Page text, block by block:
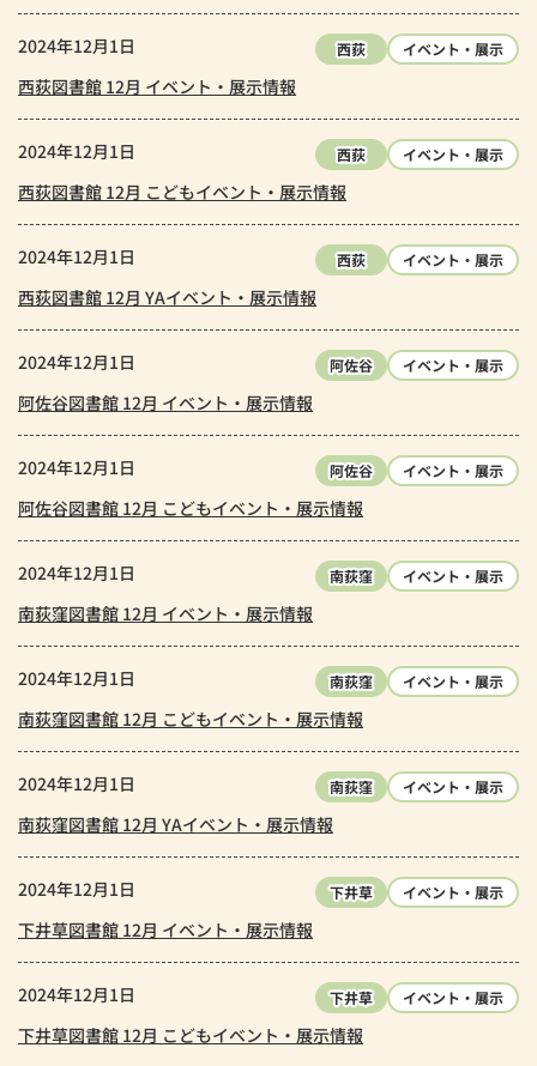
2024年12月1日 西荻 イベント・展示
西荻図書館 12月 イベント・展示情報
2024年12月1日 西荻 イベント・展示
西荻図書館 12月 こどもイベント・展示情報
2024年12月1日 西荻 イベント・展示
西荻図書館 12月 YAイベント・展示情報
2024年12月1日 阿佐谷 イベント・展示
阿佐谷図書館 12月 イベント・展示情報
2024年12月1日 阿佐谷 イベント・展示
阿佐谷図書館 12月 こどもイベント・展示情報
2024年12月1日 南荻窪 イベント・展示
南荻窪図書館 12月 イベント・展示情報
2024年12月1日 南荻窪 イベント・展示
南荻窪図書館 12月 こどもイベント・展示情報
2024年12月1日 南荻窪 イベント・展示
南荻窪図書館 12月 YAイベント・展示情報
2024年12月1日 下井草 イベント・展示
下井草図書館 12月 イベント・展示情報
2024年12月1日 下井草 イベント・展示
下井草図書館 12月 こどもイベント・展示情報